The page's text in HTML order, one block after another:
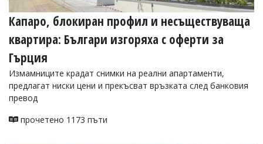
Капаро, блокиран профил и несъществуваща
квартира: Българи изгоряха с оферти за
Гърция
Измамниците крадат снимки на реални апартаменти,
предлагат ниски цени и прекъсват връзката след банковия
превод
прочетено 1173 пъти